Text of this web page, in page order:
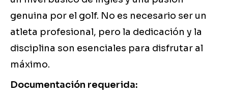
genuina por el golf. No es necesario ser un
atleta profesional, pero la dedicación y la
disciplina son esenciales para disfrutar al
máximo.
Documentación requerida: